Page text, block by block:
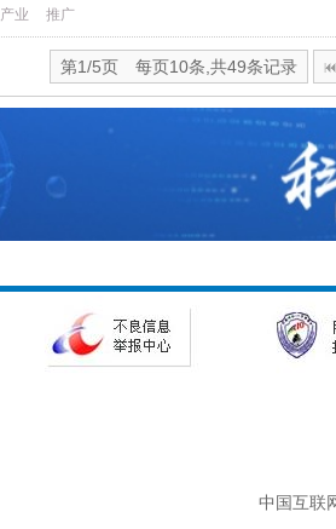
产业 推广
第1/5页 每页10条,共49条记录
中国互联